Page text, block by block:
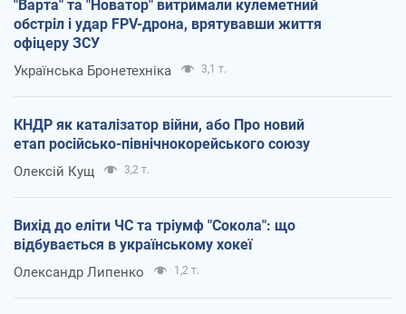
"Варта" та "Новатор" витримали кулеметний
обстріл і удар FPV-дрона, врятувавши життя
офіцеру ЗСУ
Українська Бронетехніка 3,1 т.
КНДР як каталізатор війни, або Про новий
етап російсько-північнокорейського союзу
Олексій Кущ 3,2 т.
Вихід до еліти ЧС та тріумф "Сокола": що
відбувається в українському хокеї
Олександр Липенко 1,2 т.